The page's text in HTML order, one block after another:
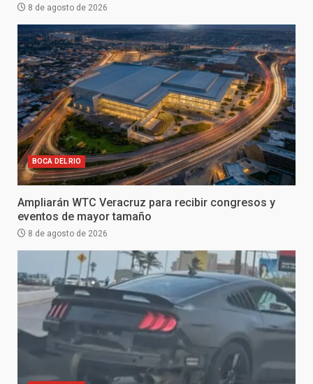
8 de agosto de 2026
BOCA DEL RIO
Ampliarán WTC Veracruz para recibir congresos y
eventos de mayor tamaño
8 de agosto de 2026